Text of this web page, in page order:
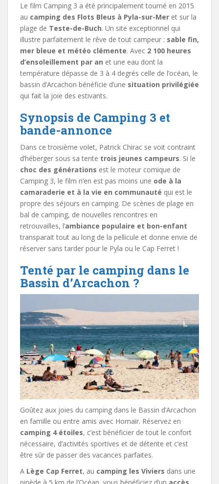
Le film Camping 3 a été principalement tourné en 2015
au camping des Flots Bleus à Pyla-sur-Mer et sur la
plage de Teste-de-Buch. Un site exceptionnel qui
illustre parfaitement le rêve de tout campeur : sable fin,
mer bleue et météo clémente. Avec 2 100 heures
d’ensoleillement par an et une eau dont la
température dépasse de 3 à 4 degrés celle de l’océan, le
bassin d’Arcachon bénéficie d’une situation privilégiée
qui fait la joie des estivants.
Synopsis de Camping 3 et
bande-annonce
Dans ce troisième volet, Patrick Chirac se voit contraint
d’héberger sous sa tente trois jeunes campeurs. Si le
choc des générations est le moteur comique de
Camping 3, le film n’en est pas moins une ode à la
camaraderie et à la vie en communauté qui est le
propre des séjours en camping. De scènes de plage en
bal de camping, de nouvelles rencontres en
retrouvailles, l’ambiance populaire et bon-enfant
transparait tout au long de la pellicule et donne envie de
réserver sans tarder pour le Pyla ou le Cap Ferret !
Tenté par le camping dans le
Bassin d’Arcachon ?
Goûtez aux joies du camping dans le Bassin d’Arcachon
en famille ou entre amis avec Homair. Réservez en
camping 4 étoiles, c’est bénéficier de tout le confort
nécessaire, d’activités sportives et de détente et c’est
être sûr de passer des vacances parfaites.
A Lège Cap Ferret, au camping les Viviers dans une